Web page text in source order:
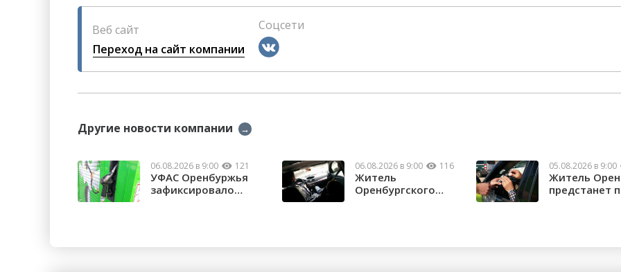
Веб сайт
Переход на сайт компании
Соцсети
Другие новости компании →
06.08.2026 в 9:00 121
УФАС Оренбуржья
зафиксировало
06.08.2026 в 9:00 116
Житель
Оренбургского
05.08.2026 в 9:00
Житель
предстанет